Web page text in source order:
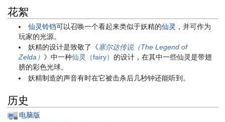
花絮
仙灵铃铛可以召唤一个看起来类似于妖精的仙灵 ，并可作为
玩家的光源。
妖精的设计是致敬了《塞尔达传说（The Legend of
Zelda） 》中一种仙灵（fairy） 的设计，在其中一些仙灵是带翅
膀的彩色光球。
妖精制造的声音有时在它被击杀后几秒钟还能听到。
历史
电脑版